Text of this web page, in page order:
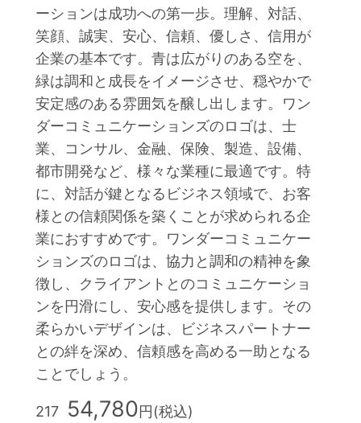
ーションは成功への第一歩。理解、対話、
笑顔、誠実、安心、信頼、優しさ、信用が
企業の基本です。青は広がりのある空を、
緑は調和と成長をイメージさせ、穏やかで
安定感のある雰囲気を醸し出します。ワン
ダーコミュニケーションズのロゴは、士
業、コンサル、金融、保険、製造、設備、
都市開発など、様々な業種に最適です。特
に、対話が鍵となるビジネス領域で、お客
様との信頼関係を築くことが求められる企
業におすすめです。ワンダーコミュニケー
ションズのロゴは、協力と調和の精神を象
徴し、クライアントとのコミュニケーショ
ンを円滑にし、安心感を提供します。その
柔らかいデザインは、ビジネスパートナー
との絆を深め、信頼感を高める一助となる
ことでしょう。
217 54,780円(税込)